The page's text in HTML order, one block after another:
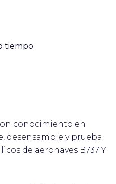
tiempo
conocimiento en
desensamble y prueba
de aeronaves B737 Y